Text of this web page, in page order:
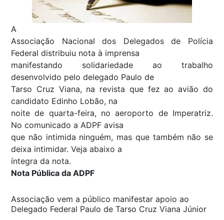
A
Associação Nacional dos Delegados de Polícia
Federal distribuiu nota à imprensa
manifestando solidariedade ao trabalho
desenvolvido pelo delegado Paulo de
Tarso Cruz Viana, na revista que fez ao avião do
candidato Edinho Lobão, na
noite de quarta-feira, no aeroporto de Imperatriz.
No comunicado a ADPF avisa
que não intimida ninguém, mas que também não se
deixa intimidar. Veja abaixo a
íntegra da nota.
Nota Pública da ADPF
Associação vem a público manifestar apoio ao
Delegado Federal Paulo de Tarso Cruz Viana Júnior